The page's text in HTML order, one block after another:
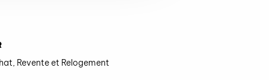
Revente et Relogement